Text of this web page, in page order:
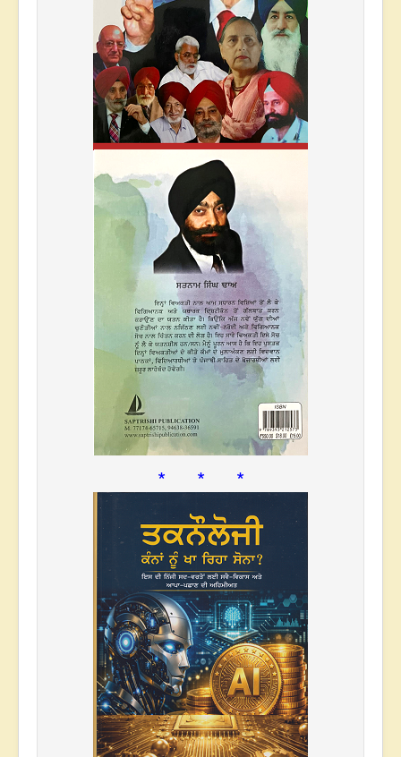
* * *